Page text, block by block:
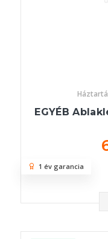
EGYÉB
1 év garancia